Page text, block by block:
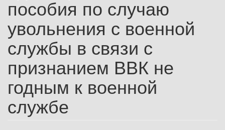
пособия по случаю
увольнения с военной
службы в связи с
признанием ВВК не
годным к военной
службе